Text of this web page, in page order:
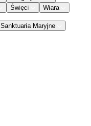
Święci Wiara
Sanktuaria Maryjne